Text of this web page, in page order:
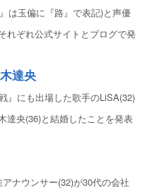
は玉偏に『路』で表記)と声優
れぞれ公式サイトとブログで発
達央
』にも出場した歌手のLiSA(32)
達央(36)と結婚したことを発表
ナウンサー(32)が30代の会社